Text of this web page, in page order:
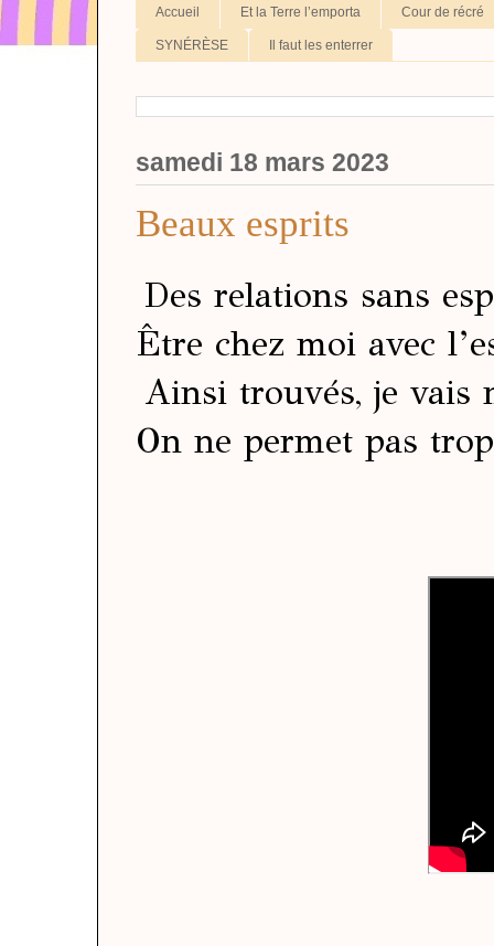
Accueil Et la Terre l’emporta Cour de récré
SYNÉRÈSE Il faut les enterrer
samedi 18 mars 2023
Beaux esprits
Des relations sans
Être chez moi avec
Ainsi trouvés, je vais
On ne permet pas